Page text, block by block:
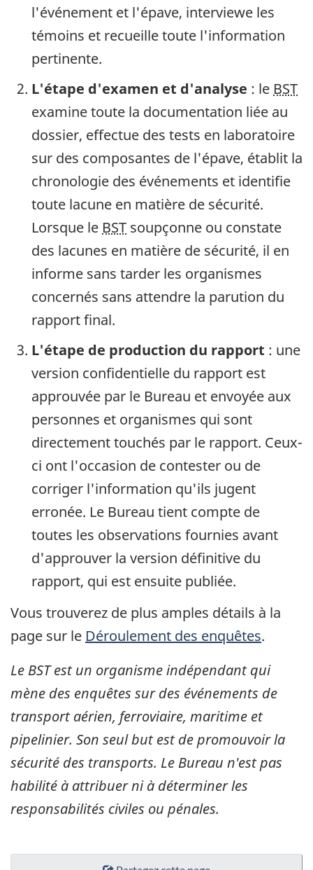
l'événement et l'épave, interviewe les
témoins et recueille toute l'information
pertinente.
L'étape d'examen et d'analyse : le BST
examine toute la documentation liée au
dossier, effectue des tests en laboratoire
sur des composantes de l'épave, établit la
chronologie des événements et identifie
toute lacune en matière de sécurité.
Lorsque le BST soupçonne ou constate
des lacunes en matière de sécurité, il en
informe sans tarder les organismes
concernés sans attendre la parution du
rapport final.
L'étape de production du rapport : une
version confidentielle du rapport est
approuvée par le Bureau et envoyée aux
personnes et organismes qui sont
directement touchés par le rapport. Ceux-
ci ont l'occasion de contester ou de
corriger l'information qu'ils jugent
erronée. Le Bureau tient compte de
toutes les observations fournies avant
d'approuver la version définitive du
rapport, qui est ensuite publiée.
Vous trouverez de plus amples détails à la
page sur le Déroulement des enquêtes.
Le BST est un organisme indépendant qui
mène des enquêtes sur des événements de
transport aérien, ferroviaire, maritime et
pipelinier. Son seul but est de promouvoir la
sécurité des transports. Le Bureau n'est pas
habilité à attribuer ni à déterminer les
responsabilités civiles ou pénales.